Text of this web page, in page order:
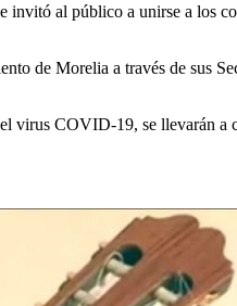
al público a unirse a los
de Morelia a través de sus
virus COVID-19, se llevarán a